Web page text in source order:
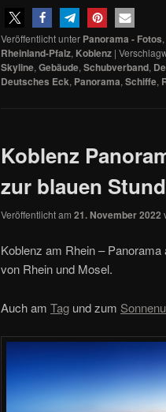
Veröffentlicht unter Panorama - Fotos,
Rheinland-Pfalz, Koblenz |
Skyline, Gebäude, Schubverband,
Deutsches Eck, Panorama, Schiffe,
Koblenz
zur blauen
Veröffentlicht am 21. November 2022
Koblenz am Rhein –
von Rhein und Mosel.
Auch am Tag und zum